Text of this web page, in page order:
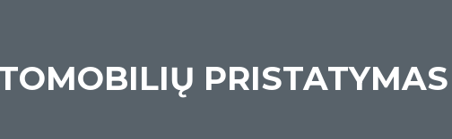
PRISTATYMAS